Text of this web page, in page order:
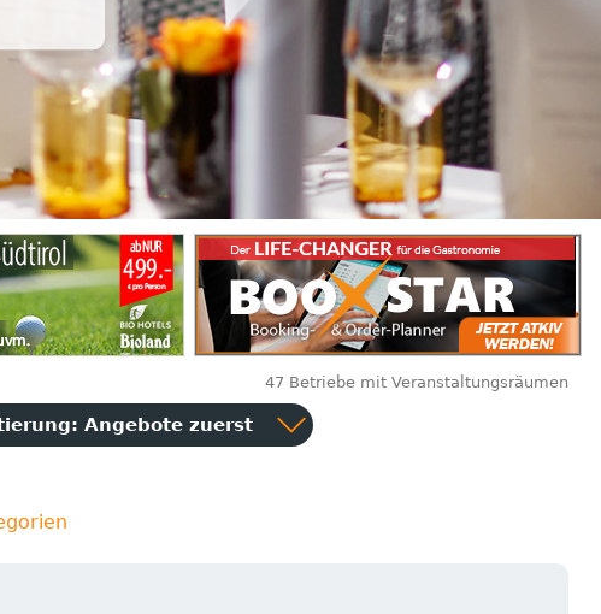
47 Betriebe mit Veranstaltungsräumen
Angebote zuerst